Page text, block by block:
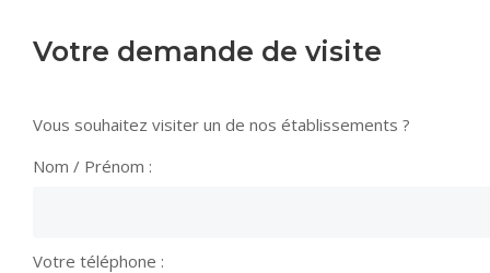
Votre demande de visite
Vous souhaitez visiter un de nos établissements ?
Nom / Prénom :
Votre téléphone :